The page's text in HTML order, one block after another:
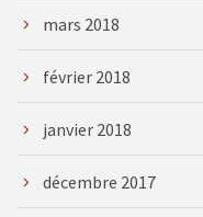
mars 2018
février 2018
janvier 2018
décembre 2017